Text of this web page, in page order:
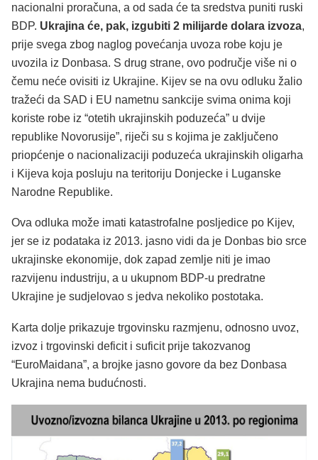
nacionalni proračuna, a od sada će ta sredstva puniti ruski
BDP. Ukrajina će, pak, izgubiti 2 milijarde dolara izvoza,
prije svega zbog naglog povećanja uvoza robe koju je
uvozila iz Donbasa. S drug strane, ovo područje više ni o
čemu neće ovisiti iz Ukrajine. Kijev se na ovu odluku žalio
tražeći da SAD i EU nametnu sankcije svima onima koji
koriste robe iz “otetih ukrajinskih poduzeća” u dvije
republike Novorusije”, riječi su s kojima je zaključeno
priopćenje o nacionalizaciji poduzeća ukrajinskih oligarha
i Kijeva koja posluju na teritoriju Donjecke i Luganske
Narodne Republike.
Ova odluka može imati katastrofalne posljedice po Kijev,
jer se iz podataka iz 2013. jasno vidi da je Donbas bio srce
ukrajinske ekonomije, dok zapad zemlje niti je imao
razvijenu industriju, a u ukupnom BDP-u predratne
Ukrajine je sudjelovao s jedva nekoliko postotaka.
Karta dolje prikazuje trgovinsku razmjenu, odnosno uvoz,
izvoz i trgovinski deficit i suficit prije takozvanog
“EuroMaidana”, a brojke jasno govore da bez Donbasa
Ukrajina nema budućnosti.